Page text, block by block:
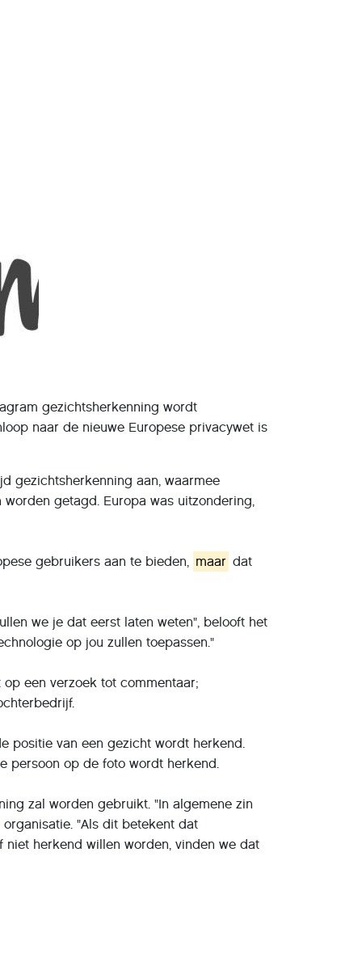
gezichtsherkenning wordt
naar de nieuwe Europese privacywet is
gezichtsherkenning aan, waarmee
getagd. Europa was uitzondering,
gebruikers aan te bieden, maar dat
we je dat eerst laten weten", belooft het
op jou zullen toepassen."
een verzoek tot commentaar;
positie van een gezicht wordt herkend.
persoon op de foto wordt herkend.
zal worden gebruikt. "In algemene zin
"Als dit betekent dat
herkend willen worden, vinden we dat